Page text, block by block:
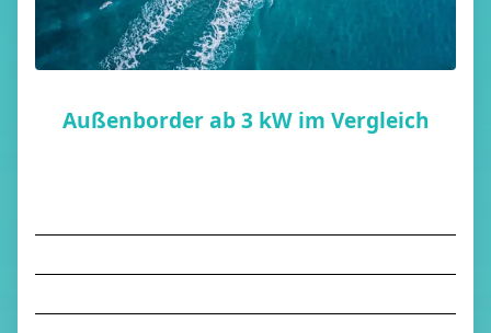
Außenborder ab 3 kW im Vergleich